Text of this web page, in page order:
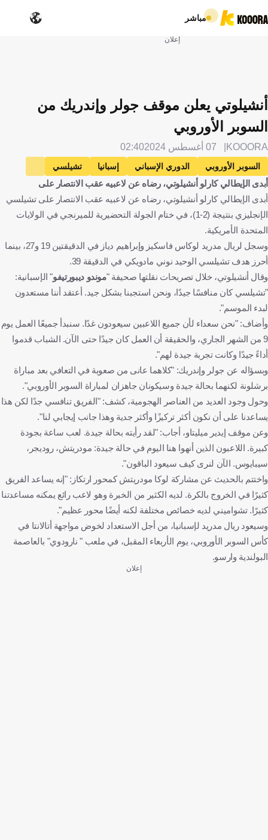
مباشر
إعلان
أنشيلوتي يعلن موقف جولر وإندريك من
السوبر الأوروبي
KOOORA 07 أغسطس 2024 02:40
السوبر الأوروبي الدوري الإسباني إسبانيا
تشيلسي
إنجلترا
أتالانتا إيطاليا مايوركا
ريال مدريد
كارلو أنشيلوتي
لوكا مودريتش كرواتيا
داني سيبايوس
كيليان مبابي
فينيسيوس جونيور
البرازيل
رودريجو جوس
أردا جولر تركيا إندريك كرة قدم
أبدى الإيطالي كارلو أنشيلوتي، رضاه عن لاعبيه عقب الانتصار على
أبدى الإيطالي كارلو أنشيلوتي، رضاه عن لاعبيه عقب الانتصار على تشيلسي
الإنجليزي بنتيجة (2-1)، في ختام الجولة التحضيرية للميرنجي في الولايات
المتحدة الأمريكية.
وسجل لريال مدريد لوكاس فاسكيز وإبراهيم دياز في الدقيقتين 19 و27، بينما
أحرز هدف تشيلسي الوحيد نوني مادويكي في الدقيقة 39.
وقال أنشيلوتي، خلال تصريحات نقلتها صحيفة "موندو ديبورتيفو" الإسبانية:
"تشيلسي كان منافسًا جيدًا، ونحن استجبنا بشكل جيد. أعتقد أننا مستعدون
لبدء الموسم".
وأضاف: "نحن سعداء لأن جميع اللاعبين سيعودون غدًا. سنبدأ جميعًا العمل يوم
9 من الشهر الجاري، والحقيقة أن العمل كان جيدًا حتى الآن. الشباب قدموا
أداءً جيدًا وكانت تجربة جيدة لهم".
وبسؤاله عن جولر وإندريك: "كلاهما عانى من صعوبة في التعافي بعد مباراة
برشلونة لكنهما بحالة جيدة وسيكونان جاهزان لمباراة السوبر الأوروبي".
وحول وجود العديد من العناصر الهجومية، كشف: "الفريق تنافسي جدًا لكن هذا
يساعدنا على أن نكون أكثر تركيزًا وأكثر جدية وهذا جانب إيجابي لنا".
وعن موقف إيدير ميليتاو، أجاب: "لقد رأيته بحالة جيدة. لعب ساعة بجودة
كبيرة. اللاعبون الذين أنهوا هنا اليوم في حالة جيدة: مودريتش، روديجر،
سيبايوس. الآن لنرى كيف سيعود الباقون".
واختتم بالحديث عن مشاركة لوكا مودريتش كمحور ارتكاز: "إنه يساعد الفريق
كثيرًا في الخروج بالكرة. لديه الكثير من الخبرة وهو لاعب رائع يمكنه مساعدتنا
كثيرًا. تشواميني لديه خصائص مختلفة لكنه أيضًا محور عظيم".
وسيعود ريال مدريد لإسبانيا، من أجل الاستعداد لخوض مواجهة أتالانتا في
كأس السوبر الأوروبي، يوم الأربعاء المقبل، في ملعب " نارودوي" بالعاصمة
البولندية وارسو.
إعلان